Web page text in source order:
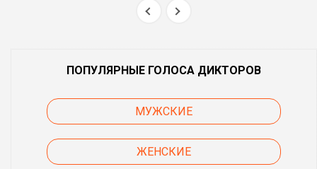
ПОПУЛЯРНЫЕ ГОЛОСА ДИКТОРОВ
МУЖСКИЕ
ЖЕНСКИЕ